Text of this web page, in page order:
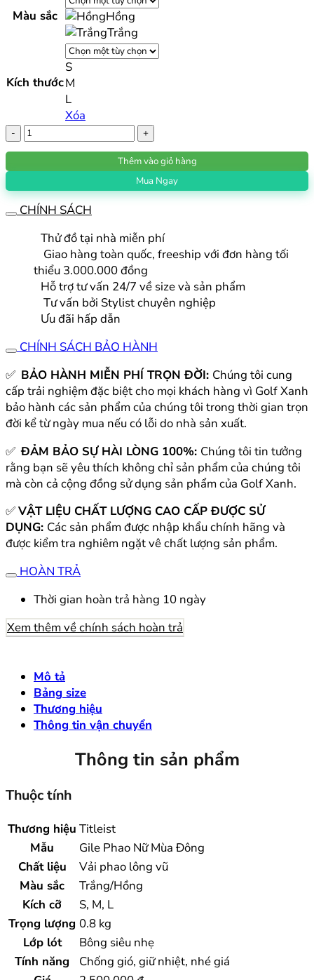
Màu sắc
Hồng
Trắng
Kích thước
S
M
L
Xóa
Gile
Phao
Đông
|
lượng
Thêm vào giỏ hàng
Mua Ngay
CHÍNH SÁCH
Thử đồ tại nhà miễn phí
Giao hàng toàn quốc, freeship với đơn hàng tối
thiểu 3.000.000 đồng
Hỗ trợ tư vấn 24/7 về size và sản phẩm
Tư vấn bởi Stylist chuyên nghiệp
Ưu đãi hấp dẫn
CHÍNH SÁCH BẢO HÀNH
✅ BẢO HÀNH MIỄN PHÍ TRỌN ĐỜI: Chúng tôi cung
cấp trải nghiệm đặc biệt cho mọi khách hàng vì Golf Xanh
bảo hành các sản phẩm của chúng tôi trong thời gian trọn
đời kể từ ngày mua nếu có lỗi do nhà sản xuất.
✅ĐẢM BẢO SỰ HÀI LÒNG 100%: Chúng tôi tin tưởng
rằng bạn sẽ yêu thích không chỉ sản phẩm của chúng tôi
mà còn cả cộng đồng sử dụng sản phẩm của Golf Xanh.
✅VẬT LIỆU CHẤT LƯỢNG CAO CẤP ĐƯỢC SỬ
DỤNG: Các sản phẩm được nhập khẩu chính hãng và
được kiểm tra nghiêm ngặt vê chất lượng sản phẩm.
HOÀN TRẢ
Thời gian hoàn trả hàng 10 ngày
Xem thêm về chính sách hoàn trả
Mô tả
Bảng size
Thương hiệu
Thông tin vận chuyển
Thông tin sản phẩm
Thuộc tính
Thương hiệu Titleist
Mẫu
Gile Phao Nữ Mùa Đông
Chất liệu
Vải phao lông vũ
Màu sắc
Trắng/Hồng
Kích cỡ
S, M, L
Trọng lượng 0.8 kg
Lớp lót
Bông siêu nhẹ
Tính năng
Chống gió, giữ nhiệt, nhé giá